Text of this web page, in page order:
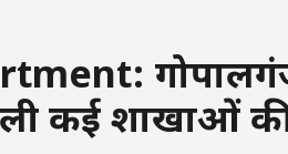
गोपालगंज
कई शाखाओं